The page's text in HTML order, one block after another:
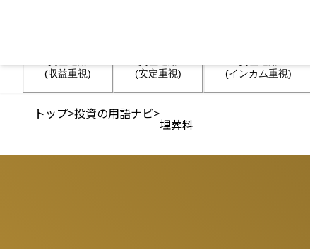
(収益重視)
(安定重視)
(インカム重視)
トップ>投資の用語ナビ>
埋葬料